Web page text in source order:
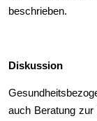
beschrieben.
Diskussion
auch Beratung